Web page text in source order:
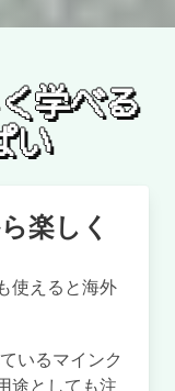
学べる
い
楽しく
使えると海外
いるマインク
途としても注